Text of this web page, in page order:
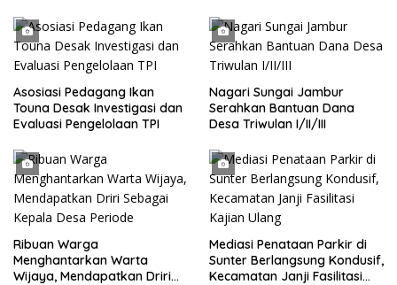
Asosiasi Pedagang Ikan
Touna Desak Investigasi dan
Evaluasi Pengelolaan TPI
Nagari Sungai Jambur
Serahkan Bantuan Dana
Desa Triwulan I/II/III
Ribuan Warga
Menghantarkan Warta
Wijaya, Mendapatkan Driri
Mediasi Penataan Parkir di
Sunter Berlangsung Kondusif,
Kecamatan Janji Fasilitasi